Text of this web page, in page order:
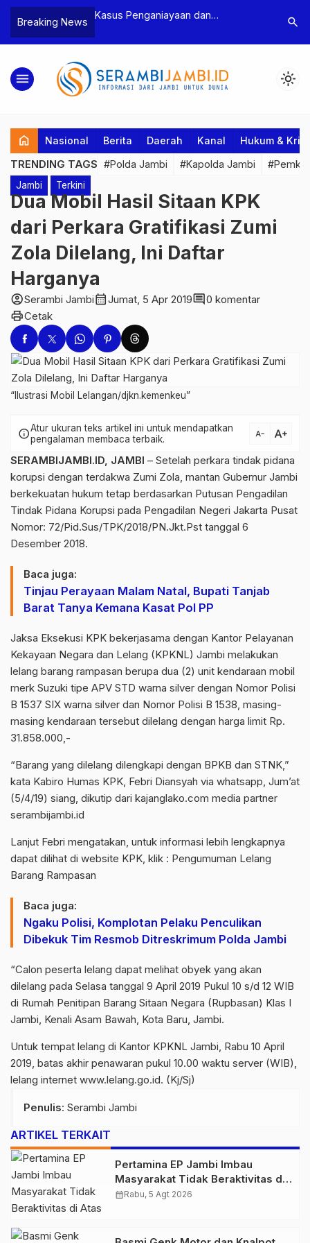
Breaking News
Bea Cukai
Pelaku beserta
dan 146 Gram
Kasus Penganiayaan dan
Tebo Tetapkan Dua Tersangka
Polres
Dua
search
menu light_mode
home Nasional Berita Daerah Kanal Hukum &
TRENDING TAGS #Polda Jambi #Kapolda Jambi
Jambi Terkini
Dua Mobil Hasil Sitaan KPK
dari Perkara Gratifikasi Zumi
Zola Dilelang, Ini Daftar
Harganya
account_circleSerambi Jambicalendar_monthJumat, 5 Apr 2019comment0 komentar
printCetak
“Ilustrasi Mobil Lelangan/djkn.kemenkeu”
infoAtur ukuran teks artikel ini untuk mendapatkan
pengalaman membaca terbaik.
text_decrease text_increase
SERAMBIJAMBI.ID, JAMBI – Setelah perkara tindak pidana
korupsi dengan terdakwa Zumi Zola, mantan Gubernur Jambi
berkekuatan hukum tetap berdasarkan Putusan Pengadilan
Tindak Pidana Korupsi pada Pengadilan Negeri Jakarta Pusat
Nomor: 72/Pid.Sus/TPK/2018/PN.Jkt.Pst tanggal 6
Desember 2018.
Baca juga:
Tinjau Perayaan Malam Natal, Bupati Tanjab
Barat Tanya Kemana Kasat Pol PP
Jaksa Eksekusi KPK bekerjasama dengan Kantor Pelayanan
Kekayaan Negara dan Lelang (KPKNL) Jambi melakukan
lelang barang rampasan berupa dua (2) unit kendaraan mobil
merk Suzuki tipe APV STD warna silver dengan Nomor Polisi
B 1537 SIX warna silver dan Nomor Polisi B 1538, masing-
masing kendaraan tersebut dilelang dengan harga limit Rp.
31.858.000,-
“Barang yang dilelang dilengkapi dengan BPKB dan STNK,”
kata Kabiro Humas KPK, Febri Diansyah via whatsapp, Jum’at
(5/4/19) siang, dikutip dari kajanglako.com media partner
serambijambi.id
Lanjut Febri mengatakan, untuk informasi lebih lengkapnya
dapat dilihat di website KPK, klik : Pengumuman Lelang
Barang Rampasan
Baca juga:
Ngaku Polisi, Komplotan Pelaku Penculikan
Dibekuk Tim Resmob Ditreskrimum Polda Jambi
“Calon peserta lelang dapat melihat obyek yang akan
dilelang pada Selasa tanggal 9 April 2019 Pukul 10 s/d 12 WIB
di Rumah Penitipan Barang Sitaan Negara (Rupbasan) Klas I
Jambi, Kenali Asam Bawah, Kota Baru, Jambi.
Untuk tempat lelang di Kantor KPKNL Jambi, Rabu 10 April
2019, batas akhir penawaran pukul 10.00 waktu server (WIB),
lelang internet www.lelang.go.id. (Kj/Sj)
Penulis: Serambi Jambi
ARTIKEL TERKAIT
Pertamina EP Jambi Imbau
Masyarakat Tidak Beraktivitas di
Atas Jalur Pipa Migas Demi
calendar_monthRabu, 5 Agt 2026